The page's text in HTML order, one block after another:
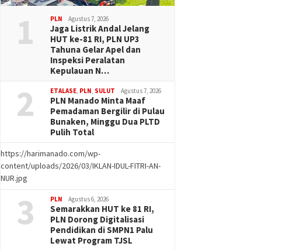
1 PLN Agustus 7, 2026
Jaga Listrik Andal Jelang
HUT ke-81 RI, PLN UP3
Tahuna Gelar Apel dan
Inspeksi Peralatan
Kepulauan N…
2 ETALASE PLN SULUT Agustus 7, 2026
PLN Manado Minta Maaf
Pemadaman Bergilir di Pulau
Bunaken, Minggu Dua PLTD
Pulih Total
https://harimanado.com/wp-
content/uploads/2026/03/IKLAN-IDUL-FITRI-AN-
NUR.jpg
3 PLN Agustus 6, 2026
Semarakkan HUT ke 81 RI,
PLN Dorong Digitalisasi
Pendidikan di SMPN1 Palu
Lewat Program TJSL